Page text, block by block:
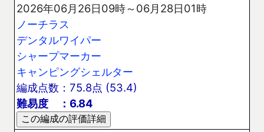
2026年06月26日09時～06月28日01時
ノーチラス
デンタルワイパー
シャープマーカー
キャンピングシェルター
編成点数：75.8点 (53.4)
難易度 ：6.84